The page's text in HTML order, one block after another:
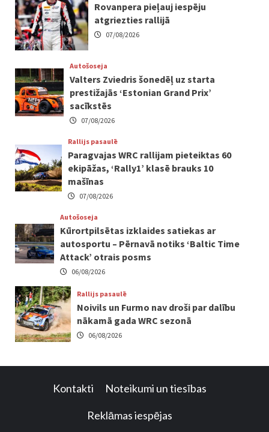
Rovanpera pieļauj iespēju
atgriezties rallijā
07/08/2026
Autošoseja
Valters Zviedris šonedēļ uz starta
prestižajās ‘Estonian Grand Prix’
sacīkstēs
07/08/2026
Rallijs pasaulē
Paragvajas WRC rallijam pieteiktas 60
ekipāžas, ‘Rally1’ klasē brauks 10
mašīnas
07/08/2026
Autošoseja
Kūrortpilsētas izklaides satiekas ar
autosportu – Pērnavā notiks ‘Baltic Time
Attack’ otrais posms
06/08/2026
Rallijs pasaulē
Noivils un Furmo nav droši par dalību
nākamā gada WRC sezonā
06/08/2026
Kontakti Noteikumi un tiesības
Reklāmas iespējas